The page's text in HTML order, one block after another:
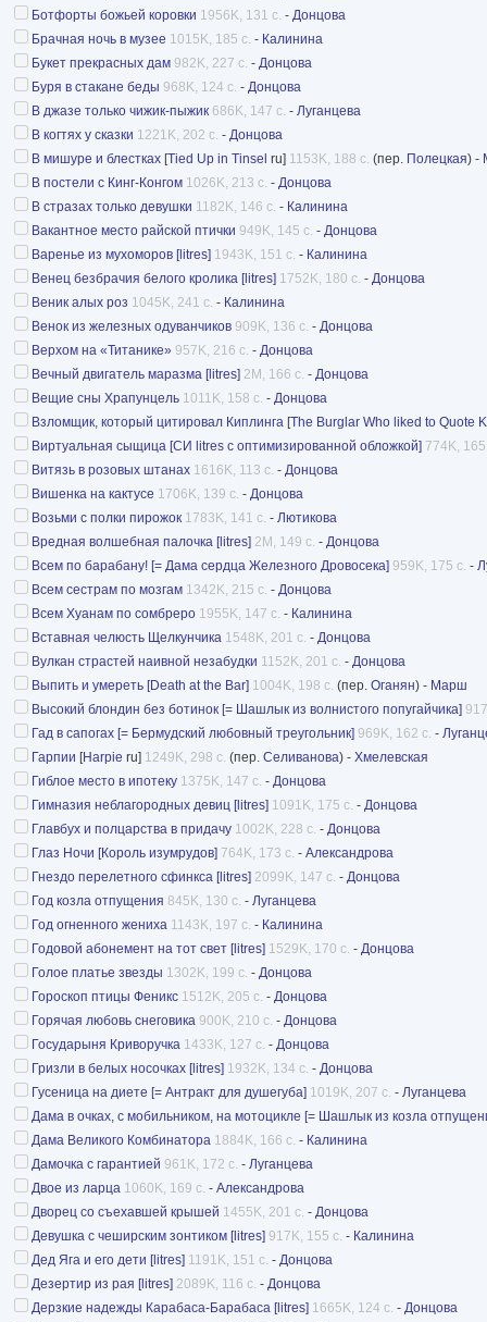
Ботфорты божьей коровки 1956K, 131 с. - Донцова
Брачная ночь в музее 1015K, 185 с. - Калинина
Букет прекрасных дам 982K, 227 с. - Донцова
Буря в стакане беды 968K, 124 с. - Донцова
В джазе только чижик-пыжик 686K, 147 с. - Луганцева
В когтях у сказки 1221K, 202 с. - Донцова
В мишуре и блестках [Tied Up in Tinsel ru] 1153K, 188 с. (пер. Полецкая) -
В постели с Кинг-Конгом 1026K, 213 с. - Донцова
В стразах только девушки 1182K, 146 с. - Калинина
Вакантное место райской птички 949K, 145 с. - Донцова
Варенье из мухоморов [litres] 1943K, 151 с. - Калинина
Венец безбрачия белого кролика [litres] 1752K, 180 с. - Донцова
Веник алых роз 1045K, 241 с. - Калинина
Венок из железных одуванчиков 909K, 136 с. - Донцова
Верхом на «Титанике» 957K, 216 с. - Донцова
Вечный двигатель маразма [litres] 2M, 166 с. - Донцова
Вещие сны Храпунцель 1011K, 158 с. - Донцова
Взломщик, который цитировал Киплинга [The Burglar Who liked to Quote
Виртуальная сыщица [СИ litres с оптимизированной обложкой] 774K, 165
Витязь в розовых штанах 1616K, 113 с. - Донцова
Вишенка на кактусе 1706K, 139 с. - Донцова
Возьми с полки пирожок 1783K, 141 с. - Лютикова
Вредная волшебная палочка [litres] 2M, 149 с. - Донцова
Всем по барабану! [= Дама сердца Железного Дровосека] 959K, 175 с. -
Всем сестрам по мозгам 1342K, 215 с. - Донцова
Всем Хуанам по сомбреро 1955K, 147 с. - Калинина
Вставная челюсть Щелкунчика 1548K, 201 с. - Донцова
Вулкан страстей наивной незабудки 1152K, 201 с. - Донцова
Выпить и умереть [Death at the Bar] 1004K, 198 с. (пер. Оганян) - Марш
Высокий блондин без ботинок [= Шашлык из волнистого попугайчика]
Гад в сапогах [= Бермудский любовный треугольник] 969K, 162 с. -
Гарпии [Harpie ru] 1249K, 298 с. (пер. Селиванова) - Хмелевская
Гиблое место в ипотеку 1375K, 147 с. - Донцова
Гимназия неблагородных девиц [litres] 1091K, 175 с. - Донцова
Главбух и полцарства в придачу 1002K, 228 с. - Донцова
Глаз Ночи [Король изумрудов] 764K, 173 с. - Александрова
Гнездо перелетного сфинкса [litres] 2099K, 147 с. - Донцова
Год козла отпущения 845K, 130 с. - Луганцева
Год огненного жениха 1143K, 197 с. - Калинина
Годовой абонемент на тот свет [litres] 1529K, 170 с. - Донцова
Голое платье звезды 1302K, 199 с. - Донцова
Гороскоп птицы Феникс 1512K, 205 с. - Донцова
Горячая любовь снеговика 900K, 210 с. - Донцова
Государыня Криворучка 1433K, 127 с. - Донцова
Гризли в белых носочках [litres] 1932K, 134 с. - Донцова
Гусеница на диете [= Антракт для душегуба] 1019K, 207 с. - Луганцева
Дама в очках, с мобильником, на мотоцикле [= Шашлык из козла
Дама Великого Комбинатора 1884K, 166 с. - Калинина
Дамочка с гарантией 961K, 172 с. - Луганцева
Двое из ларца 1060K, 169 с. - Александрова
Дворец со съехавшей крышей 1455K, 201 с. - Донцова
Девушка с чеширским зонтиком [litres] 917K, 155 с. - Калинина
Дед Яга и его дети [litres] 1191K, 151 с. - Донцова
Дезертир из рая [litres] 2089K, 116 с. - Донцова
Дерзкие надежды Карабаса-Барабаса [litres] 1665K, 124 с. - Донцова